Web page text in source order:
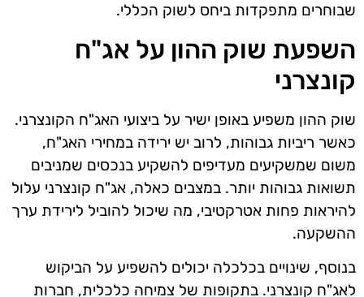
שבוחרים מתפקדות ביחס לשוק הכללי.
השפעת שוק ההון על אג"ח
קונצרני
שוק ההון משפיע באופן ישיר על ביצועי האג"ח הקונצרני.
כאשר ריביות גבוהות, לרוב יש ירידה במחירי האג"ח,
משום שמשקיעים מעדיפים להשקיע בנכסים שמניבים
תשואות גבוהות יותר. במצבים כאלה, אג"ח קונצרני עלול
להיראות פחות אטרקטיבי, מה שיכול להוביל לירידת ערך
ההשקעה.
בנוסף, שינויים בכלכלה יכולים להשפיע על הביקוש
לאג"ח קונצרני. בתקופות של צמיחה כלכלית, חברות